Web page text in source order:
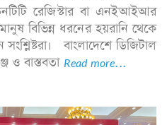
রেজিস্টার বা এনইআইআর
বিভিন্ন ধরনের হয়রানি থেকে
বাংলাদেশে ডিজিটাল
ও বাস্তবতা Read more...